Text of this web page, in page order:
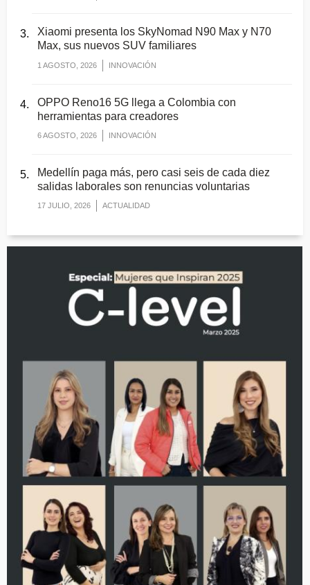
Xiaomi presenta los SkyNomad N90 Max y N70
Max, sus nuevos SUV familiares
1 AGOSTO, 2026 INNOVACIÓN
OPPO Reno16 5G llega a Colombia con
herramientas para creadores
6 AGOSTO, 2026 INNOVACIÓN
Medellín paga más, pero casi seis de cada diez
salidas laborales son renuncias voluntarias
17 JULIO, 2026 ACTUALIDAD